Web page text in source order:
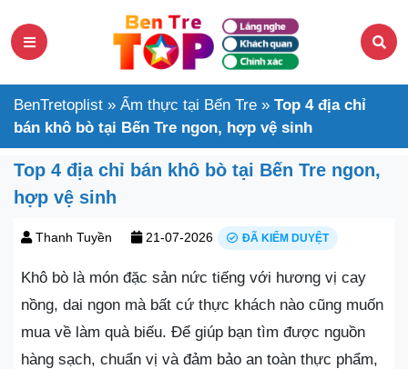
BenTretoplist » Ẩm thực tại Bến Tre » Top 4 địa chỉ
bán khô bò tại Bến Tre ngon, hợp vệ sinh
Top 4 địa chỉ bán khô bò tại Bến Tre ngon,
hợp vệ sinh
Thanh Tuyền 21-07-2026 ĐÃ KIỂM DUYỆT
Khô bò là món đặc sản nức tiếng với hương vị cay
nồng, dai ngon mà bất cứ thực khách nào cũng muốn
mua về làm quà biếu. Để giúp bạn tìm được nguồn
hàng sạch, chuẩn vị và đảm bảo an toàn thực phẩm,